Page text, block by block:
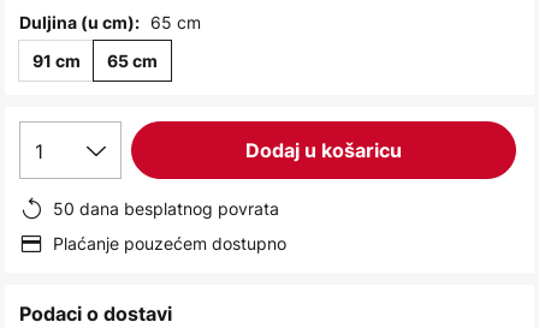
gallery
Duljina (u cm): 65 cm
91 cm 65 cm
1 Dodaj u košaricu
50 dana besplatnog povrata
Plaćanje pouzećem dostupno
Podaci o dostavi